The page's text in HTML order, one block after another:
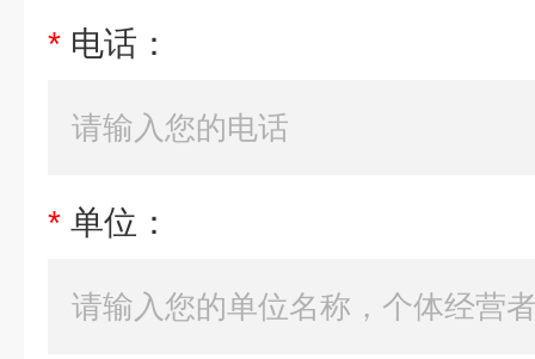
* 电话：
* 单位：